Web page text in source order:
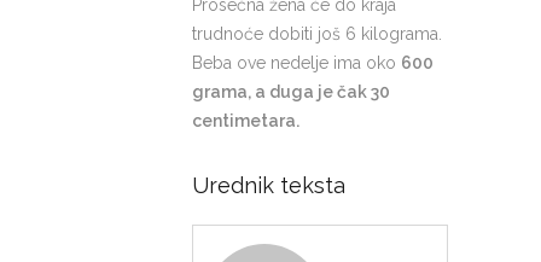
Prosečna žena će do kraja
trudnoće dobiti još 6 kilograma.
Beba ove nedelje ima oko 600
grama, a duga je čak 30
centimetara.
Urednik teksta